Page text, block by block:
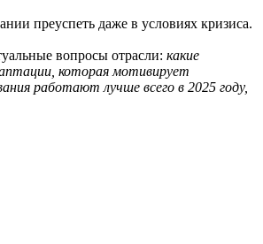
преуспеть даже в условиях кризиса.
вопросы отрасли: какие
которая мотивирует
работают лучше всего в 2025 году,